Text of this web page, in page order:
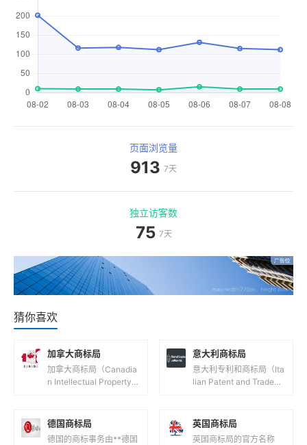
页面浏览量
913 7天
独立访客数
75 7天
猜你喜欢
加拿大商标局
加拿大商标局（Canadia
n Intellectual Property O
意大利商标局
意大利专利和商标局（Ita
lian Patent and Tradem
德国商标局
德国的商标事务由**德国
英国商标局
英国商标局的官方名称